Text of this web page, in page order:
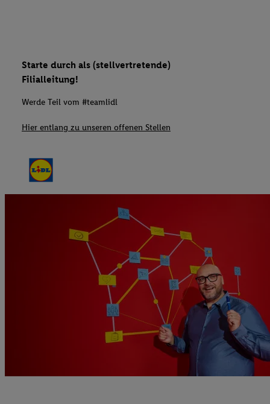
Starte durch als (stellvertretende)
Filialleitung!
Werde Teil vom #teamlidl
Hier entlang zu unseren offenen Stellen